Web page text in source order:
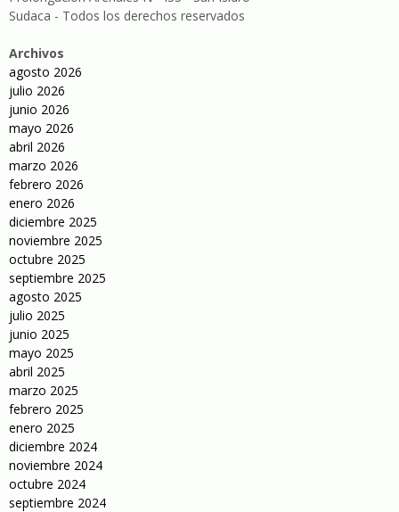
Sudaca - Todos los derechos reservados
Archivos
agosto 2026
julio 2026
junio 2026
mayo 2026
abril 2026
marzo 2026
febrero 2026
enero 2026
diciembre 2025
noviembre 2025
octubre 2025
septiembre 2025
agosto 2025
julio 2025
junio 2025
mayo 2025
abril 2025
marzo 2025
febrero 2025
enero 2025
diciembre 2024
noviembre 2024
octubre 2024
septiembre 2024